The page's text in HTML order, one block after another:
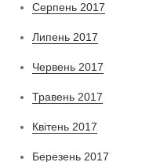
Серпень 2017
Липень 2017
Червень 2017
Травень 2017
Квітень 2017
Березень 2017